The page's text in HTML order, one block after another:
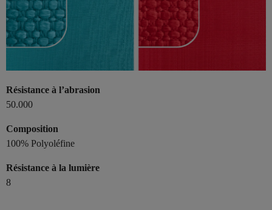
Résistance à l’abrasion
50.000
Composition
100% Polyoléfine
Résistance à la lumière
8